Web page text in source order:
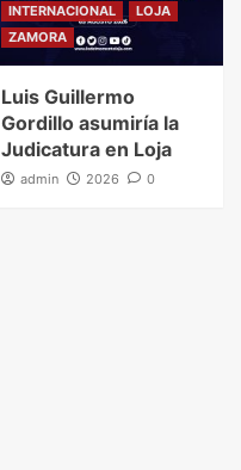
INTERNACIONAL
LOJA
ZAMORA
Luis Guillermo
Gordillo asumiría la
Judicatura en Loja
admin 2026 0